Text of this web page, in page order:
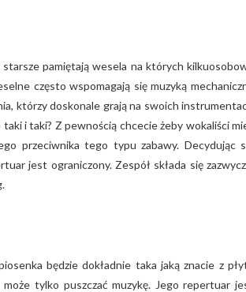
pamiętają wesela na których
często wspomagają się muzyką
którzy doskonale grają na swoich
i taki? Z pewnością chcecie żeby wokaliści
przeciwnika tego typu zabawy. Decydując
jest ograniczony. Zespół składa się
będzie dokładnie taka jaką znacie z
tylko puszczać muzykę. Jego repertuar